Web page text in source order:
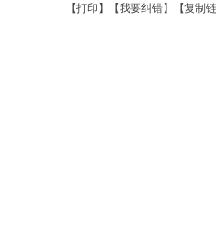
【打印 】【我要纠错】【复制